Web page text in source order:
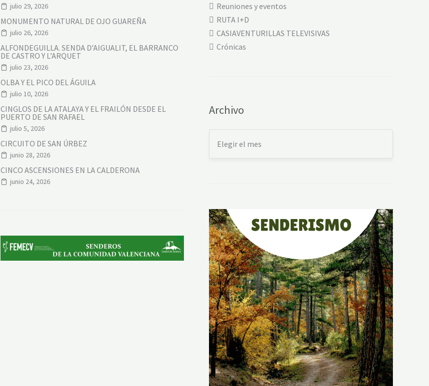
julio 29, 2026
MONUMENTO NATURAL DE OJO GUAREÑA
julio 26, 2026
ALFONDEGUILLA. SENDA D’AIGUALIT, EL BARRANCO
DE CASTRO Y L’ARQUET
julio 23, 2026
OLBA Y EL PICO DEL ÁGUILA
julio 10, 2026
CINGLOS DE LA ATALAYA Y EL FRAILÓN DESDE EL
PUERTO DE SAN RAFAEL
julio 5, 2026
CIRCUITO DE SAN ÚRBEZ
junio 28, 2026
CINCO ASCENSIONES EN LA CALDERONA
junio 24, 2026
Reuniones y eventos
RUTA I+D
CASIAVENTURILLAS TELEVISIVAS
Crónicas
Archivo